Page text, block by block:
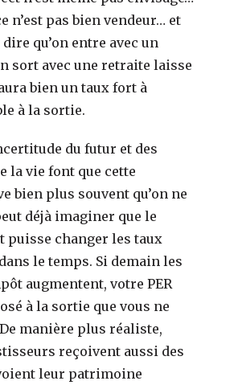
n’est pas bien vendeur… et
qu’on entre avec un
sort avec une retraite laisse
bien un taux fort à
à la sortie.
du futur et des
la vie font que cette
bien plus souvent qu’on ne
déjà imaginer que le
puisse changer les taux
le temps. Si demain les
augmentent, votre PER
à la sortie que vous ne
manière plus réaliste,
reçoivent aussi des
leur patrimoine